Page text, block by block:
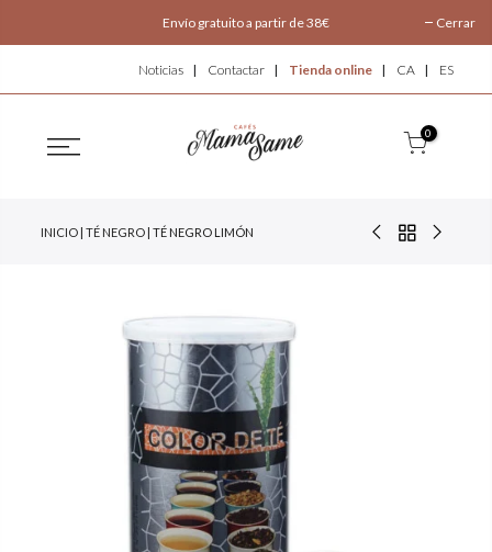
Envío gratuito a partir de 38€ Cerrar
Noticias Contactar Tienda online CA ES
0
INICIO |TÉ NEGRO | TÉ NEGRO LIMÓN